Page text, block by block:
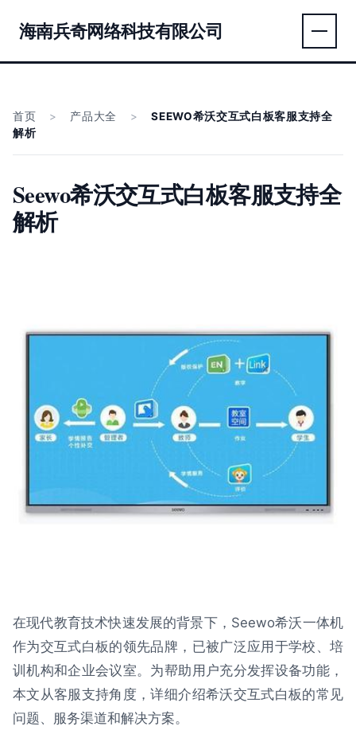
海南兵奇网络科技有限公司
首页 > 产品大全 >
SEEWO希沃交互式白板客服支持全
解析
Seewo希沃交互式白板客服支持全
解析
在现代教育技术快速发展的背景下，Seewo希沃一体机
作为交互式白板的领先品牌，已被广泛应用于学校、培
训机构和企业会议室。为帮助用户充分发挥设备功能，
本文从客服支持角度，详细介绍希沃交互式白板的常见
问题、服务渠道和解决方案。